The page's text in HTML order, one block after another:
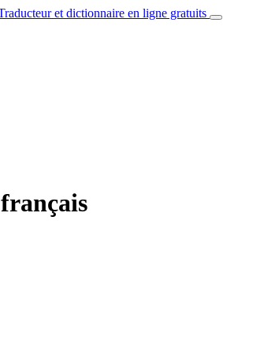
et dictionnaire en ligne gratuits